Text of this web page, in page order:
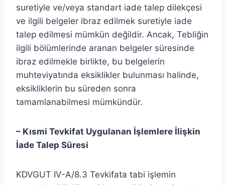
suretiyle ve/veya standart iade talep dilekçesi
ve ilgili belgeler ibraz edilmek suretiyle iade
talep edilmesi mümkün değildir. Ancak, Tebliğin
ilgili bölümlerinde aranan belgeler süresinde
ibraz edilmekle birlikte, bu belgelerin
muhteviyatında eksiklikler bulunması halinde,
eksikliklerin bu süreden sonra
tamamlanabilmesi mümkündür.
– Kısmi Tevkifat Uygulanan İşlemlere İlişkin
İade Talep Süresi
KDVGUT IV-A/8.3 Tevkifata tabi işlemin